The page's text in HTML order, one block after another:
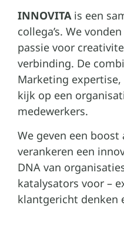
INNOVITA is een
collega’s. We
passie voor
verbinding. De
Marketing
kijk op een
medewerkers.
We geven een
verankeren een
DNA van
katalysators voor –
klantgericht denken